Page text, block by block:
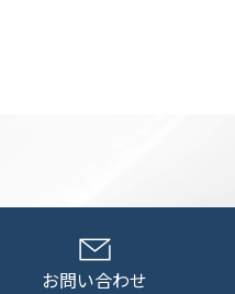
お問い合わせ